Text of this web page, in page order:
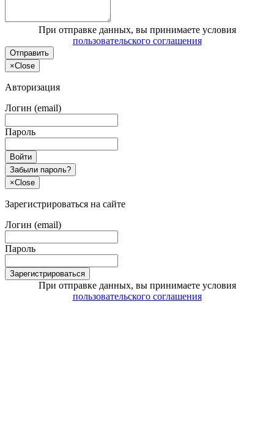
При отправке данных, вы принимаете условия
пользовательского соглашения
Отправить
×Close
Авторизация
Логин (email)
Пароль
Войти
Забыли пароль?
×Close
Зарегистрироваться на сайте
Логин (email)
Пароль
Зарегистрироваться
При отправке данных, вы принимаете условия
пользовательского соглашения